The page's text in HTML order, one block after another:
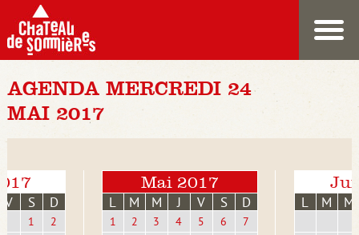
AGENDA MERCREDI 24
MAI 2017
V S D
1
2
Mai 2017
L M M J V S D
1 2 3 4 5 6
7
L M M